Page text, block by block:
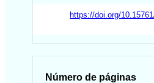
https://doi.org/
Número de páginas